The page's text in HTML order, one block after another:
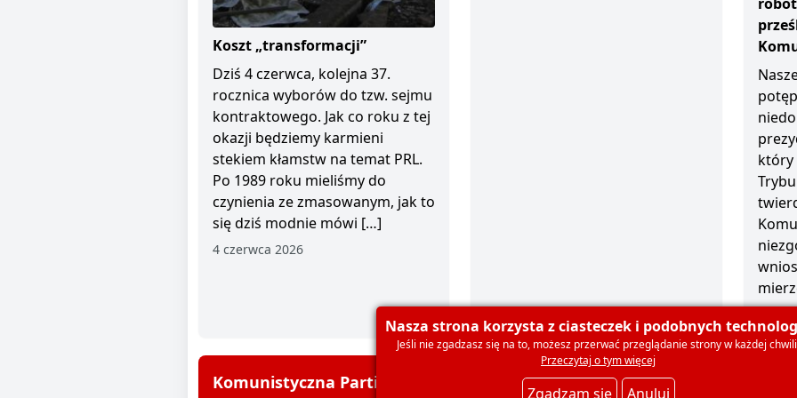
Koszt „transformacji”
Dziś 4 czerwca, kolejna 37.
rocznica wyborów do tzw. sejmu
kontraktowego. Jak co roku z tej
okazji będziemy karmieni
stekiem kłamstw na temat PRL.
Po 1989 roku mieliśmy do
czynienia ze zmasowanym, jak to
się dziś modnie mówi […]
4 czerwca 2026
który
Komunistyczna Partia Polski Dla mediów Deklaracja członkowska
Nasza strona korzysta z ciasteczek i podobnych
Jeśli nie zgadzasz się na to, możesz przerwać przeglądanie strony w każdej
Przeczytaj o tym więcej
Zgadzam się Anuluj